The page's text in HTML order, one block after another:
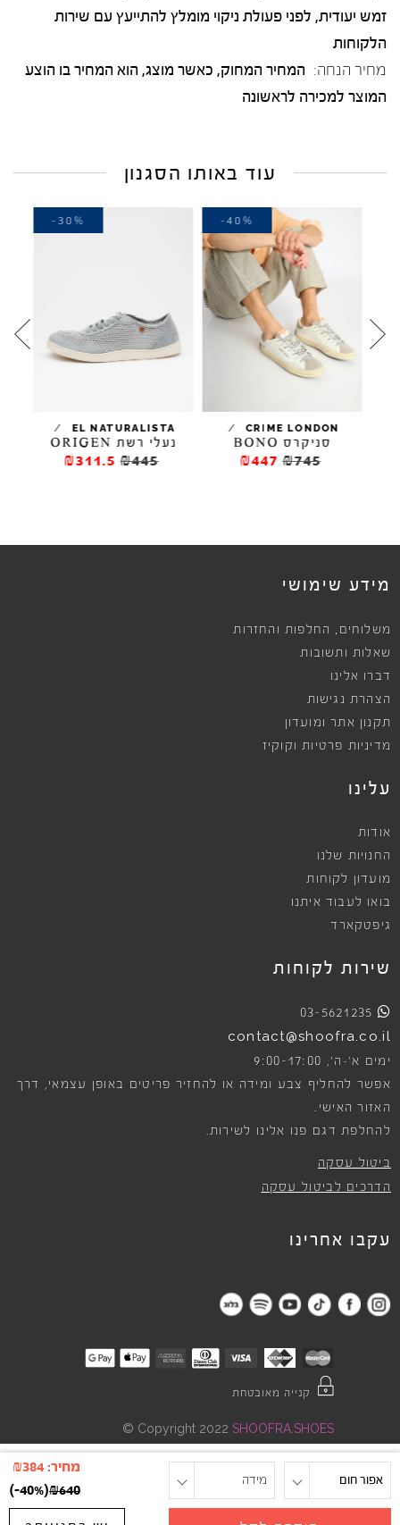
אפור חום מידה
מחיר: ₪384
₪640
(
-40%
)
זמש יעודית, לפני פעולת ניקוי מומלץ להתייעץ עם שירות
הלקוחות
מחיר הנחה: המחיר המחוק, כאשר מוצג, הוא המחיר בו הוצע
המוצר למכירה לראשונה
עוד באותו הסגנון
CRIME LONDON
/
סניקרס BONO
₪745
₪447
-40%
EL NATURALISTA
/
נעלי רשת ORIGEN
₪445
₪311.5
-30%
מידע שימושי
משלוחים , החלפות והחזרות
שאלות ותשובות
דברו אלינו
הצהרת נגישות
תקנון אתר ומועדון
מדיניות פרטיות וקוקיז
עלינו
אודות
החנויות שלנו
מועדון לקוחות
בואו לעבוד איתנו
גיפטקארד
שירות לקוחות
03-5621235
contact@shoofra.co.il
ימים א׳-ה׳, 9:00-17:00
אפשר להחליף צבע ומידה או להחזיר פריטים באופן עצמאי, דרך
האזור האישי.
להחלפת דגם פנו אלינו לשירות.
ביטול עסקה
הדרכים לביטול עסקה
עקבו אחרינו
קנייה מאובטחת
Copyright 2022 SHOOFRA.SHOES
©